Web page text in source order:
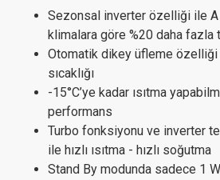
Sezonsal inverter özelliği ile A
klimalara göre %20 daha fazla
Otomatik dikey üfleme
sıcaklığı
-15°C’ye kadar ısıtma
performans
Turbo fonksiyonu ve inverter
ile hızlı ısıtma - hızlı soğutma
Stand By modunda sadece 1